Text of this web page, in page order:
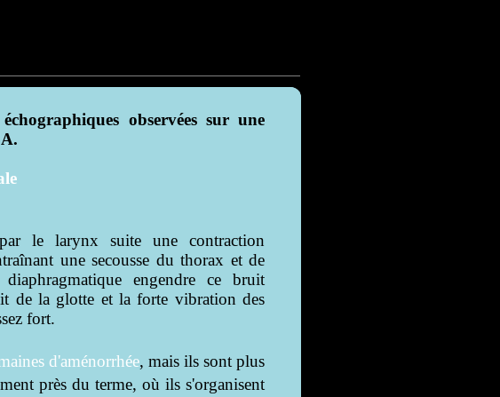
observées sur une
le larynx suite une contraction
une secousse du thorax et de
engendre ce bruit
de la glotte et la forte vibration des
fort.
d'aménorrhée, mais ils sont plus
près du terme, où ils s'organisent